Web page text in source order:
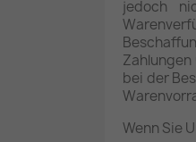
jedoch
bei der
Wenn Sie